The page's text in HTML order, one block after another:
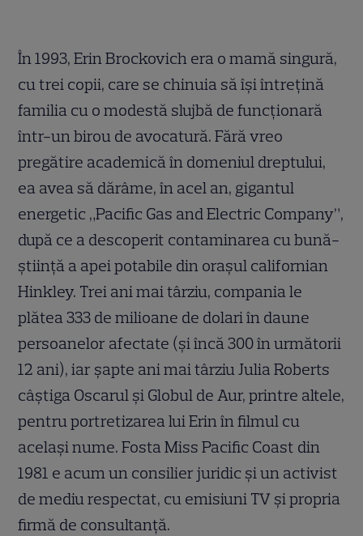
În 1993, Erin Brockovich era o mamă singură,
cu trei copii, care se chinuia să îşi întreţină
familia cu o modestă slujbă de funcţionară
într-un birou de avocatură. Fără vreo
pregătire academică în domeniul dreptului,
ea avea să dărâme, în acel an, gigantul
energetic „Pacific Gas and Electric Company”,
după ce a descoperit contaminarea cu bună-
ştiinţă a apei potabile din oraşul californian
Hinkley. Trei ani mai târziu, compania le
plătea 333 de milioane de dolari în daune
persoanelor afectate (şi încă 300 în următorii
12 ani), iar şapte ani mai târziu Julia Roberts
câştiga Oscarul şi Globul de Aur, printre altele,
pentru portretizarea lui Erin în filmul cu
acelaşi nume. Fosta Miss Pacific Coast din
1981 e acum un consilier juridic şi un activist
de mediu respectat, cu emisiuni TV şi propria
firmă de consultanţă.